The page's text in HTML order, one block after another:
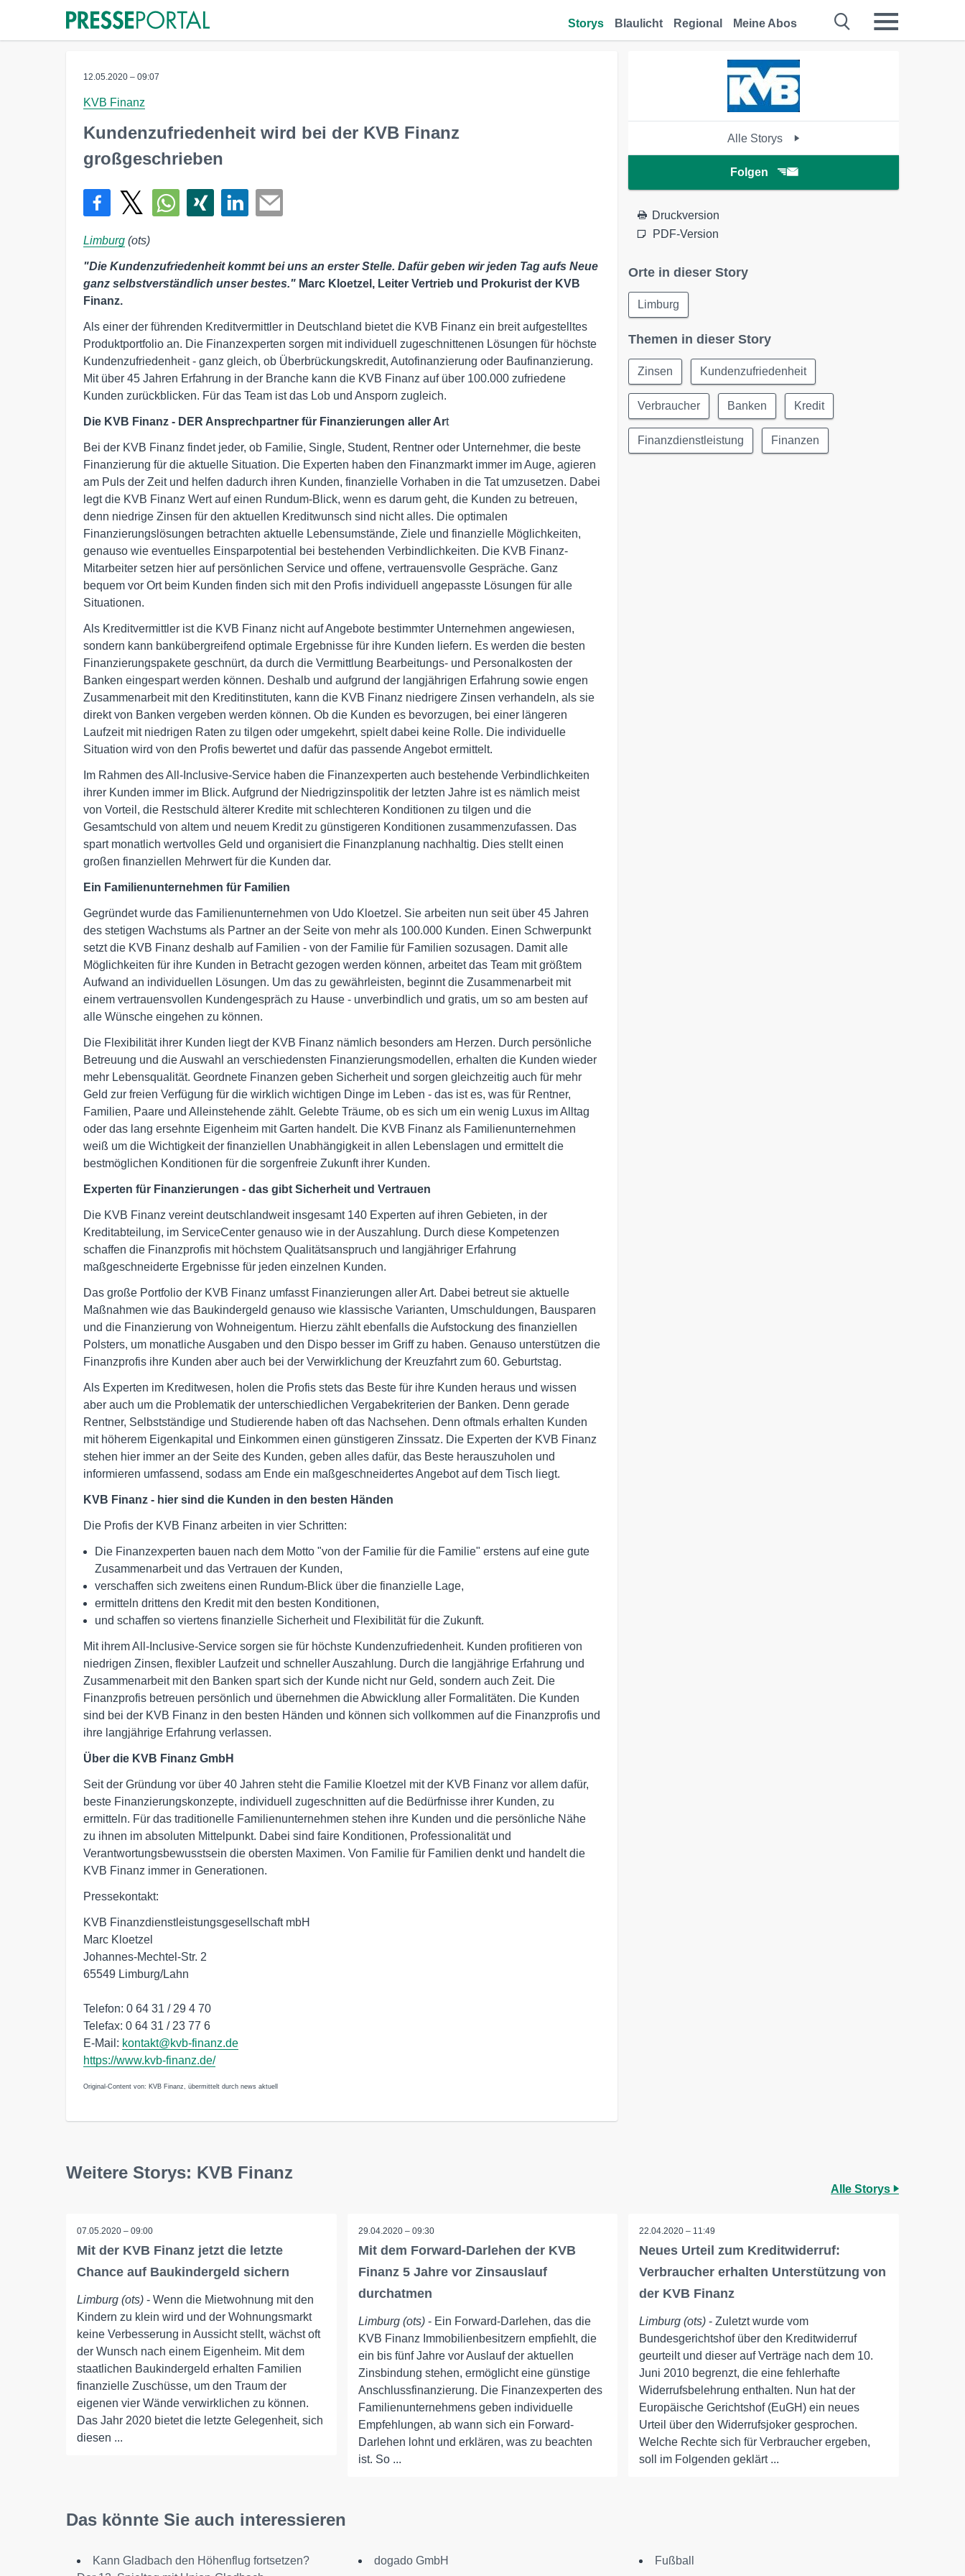
Storys Blaulicht Regional Meine Abos
12.05.2020 – 09:07
KVB Finanz
Kundenzufriedenheit wird bei der KVB Finanz
großgeschrieben
Limburg (ots)
"Die Kundenzufriedenheit kommt bei uns an erster Stelle. Dafür geben wir jeden Tag aufs Neue
ganz selbstverständlich unser bestes." Marc Kloetzel, Leiter Vertrieb und Prokurist der KVB
Finanz.
Als einer der führenden Kreditvermittler in Deutschland bietet die KVB Finanz ein breit aufgestelltes
Produktportfolio an. Die Finanzexperten sorgen mit individuell zugeschnittenen Lösungen für höchste
Kundenzufriedenheit - ganz gleich, ob Überbrückungskredit, Autofinanzierung oder Baufinanzierung.
Mit über 45 Jahren Erfahrung in der Branche kann die KVB Finanz auf über 100.000 zufriedene
Kunden zurückblicken. Für das Team ist das Lob und Ansporn zugleich.
Die KVB Finanz - DER Ansprechpartner für Finanzierungen aller Art
Bei der KVB Finanz findet jeder, ob Familie, Single, Student, Rentner oder Unternehmer, die beste
Finanzierung für die aktuelle Situation. Die Experten haben den Finanzmarkt immer im Auge, agieren
am Puls der Zeit und helfen dadurch ihren Kunden, finanzielle Vorhaben in die Tat umzusetzen. Dabei
legt die KVB Finanz Wert auf einen Rundum-Blick, wenn es darum geht, die Kunden zu betreuen,
denn niedrige Zinsen für den aktuellen Kreditwunsch sind nicht alles. Die optimalen
Finanzierungslösungen betrachten aktuelle Lebensumstände, Ziele und finanzielle Möglichkeiten,
genauso wie eventuelles Einsparpotential bei bestehenden Verbindlichkeiten. Die KVB Finanz-
Mitarbeiter setzen hier auf persönlichen Service und offene, vertrauensvolle Gespräche. Ganz
bequem vor Ort beim Kunden finden sich mit den Profis individuell angepasste Lösungen für alle
Situationen.
Als Kreditvermittler ist die KVB Finanz nicht auf Angebote bestimmter Unternehmen angewiesen,
sondern kann bankübergreifend optimale Ergebnisse für ihre Kunden liefern. Es werden die besten
Finanzierungspakete geschnürt, da durch die Vermittlung Bearbeitungs- und Personalkosten der
Banken eingespart werden können. Deshalb und aufgrund der langjährigen Erfahrung sowie engen
Zusammenarbeit mit den Kreditinstituten, kann die KVB Finanz niedrigere Zinsen verhandeln, als sie
direkt von Banken vergeben werden können. Ob die Kunden es bevorzugen, bei einer längeren
Laufzeit mit niedrigen Raten zu tilgen oder umgekehrt, spielt dabei keine Rolle. Die individuelle
Situation wird von den Profis bewertet und dafür das passende Angebot ermittelt.
Im Rahmen des All-Inclusive-Service haben die Finanzexperten auch bestehende Verbindlichkeiten
ihrer Kunden immer im Blick. Aufgrund der Niedrigzinspolitik der letzten Jahre ist es nämlich meist
von Vorteil, die Restschuld älterer Kredite mit schlechteren Konditionen zu tilgen und die
Gesamtschuld von altem und neuem Kredit zu günstigeren Konditionen zusammenzufassen. Das
spart monatlich wertvolles Geld und organisiert die Finanzplanung nachhaltig. Dies stellt einen
großen finanziellen Mehrwert für die Kunden dar.
Ein Familienunternehmen für Familien
Gegründet wurde das Familienunternehmen von Udo Kloetzel. Sie arbeiten nun seit über 45 Jahren
des stetigen Wachstums als Partner an der Seite von mehr als 100.000 Kunden. Einen Schwerpunkt
setzt die KVB Finanz deshalb auf Familien - von der Familie für Familien sozusagen. Damit alle
Möglichkeiten für ihre Kunden in Betracht gezogen werden können, arbeitet das Team mit größtem
Aufwand an individuellen Lösungen. Um das zu gewährleisten, beginnt die Zusammenarbeit mit
einem vertrauensvollen Kundengespräch zu Hause - unverbindlich und gratis, um so am besten auf
alle Wünsche eingehen zu können.
Die Flexibilität ihrer Kunden liegt der KVB Finanz nämlich besonders am Herzen. Durch persönliche
Betreuung und die Auswahl an verschiedensten Finanzierungsmodellen, erhalten die Kunden wieder
mehr Lebensqualität. Geordnete Finanzen geben Sicherheit und sorgen gleichzeitig auch für mehr
Geld zur freien Verfügung für die wirklich wichtigen Dinge im Leben - das ist es, was für Rentner,
Familien, Paare und Alleinstehende zählt. Gelebte Träume, ob es sich um ein wenig Luxus im Alltag
oder das lang ersehnte Eigenheim mit Garten handelt. Die KVB Finanz als Familienunternehmen
weiß um die Wichtigkeit der finanziellen Unabhängigkeit in allen Lebenslagen und ermittelt die
bestmöglichen Konditionen für die sorgenfreie Zukunft ihrer Kunden.
Experten für Finanzierungen - das gibt Sicherheit und Vertrauen
Die KVB Finanz vereint deutschlandweit insgesamt 140 Experten auf ihren Gebieten, in der
Kreditabteilung, im ServiceCenter genauso wie in der Auszahlung. Durch diese Kompetenzen
schaffen die Finanzprofis mit höchstem Qualitätsanspruch und langjähriger Erfahrung
maßgeschneiderte Ergebnisse für jeden einzelnen Kunden.
Das große Portfolio der KVB Finanz umfasst Finanzierungen aller Art. Dabei betreut sie aktuelle
Maßnahmen wie das Baukindergeld genauso wie klassische Varianten, Umschuldungen, Bausparen
und die Finanzierung von Wohneigentum. Hierzu zählt ebenfalls die Aufstockung des finanziellen
Polsters, um monatliche Ausgaben und den Dispo besser im Griff zu haben. Genauso unterstützen die
Finanzprofis ihre Kunden aber auch bei der Verwirklichung der Kreuzfahrt zum 60. Geburtstag.
Als Experten im Kreditwesen, holen die Profis stets das Beste für ihre Kunden heraus und wissen
aber auch um die Problematik der unterschiedlichen Vergabekriterien der Banken. Denn gerade
Rentner, Selbstständige und Studierende haben oft das Nachsehen. Denn oftmals erhalten Kunden
mit höherem Eigenkapital und Einkommen einen günstigeren Zinssatz. Die Experten der KVB Finanz
stehen hier immer an der Seite des Kunden, geben alles dafür, das Beste herauszuholen und
informieren umfassend, sodass am Ende ein maßgeschneidertes Angebot auf dem Tisch liegt.
KVB Finanz - hier sind die Kunden in den besten Händen
Die Profis der KVB Finanz arbeiten in vier Schritten:
Die Finanzexperten bauen nach dem Motto "von der Familie für die Familie" erstens auf eine gute
Zusammenarbeit und das Vertrauen der Kunden,
verschaffen sich zweitens einen Rundum-Blick über die finanzielle Lage,
ermitteln drittens den Kredit mit den besten Konditionen,
und schaffen so viertens finanzielle Sicherheit und Flexibilität für die Zukunft.
Mit ihrem All-Inclusive-Service sorgen sie für höchste Kundenzufriedenheit. Kunden profitieren von
niedrigen Zinsen, flexibler Laufzeit und schneller Auszahlung. Durch die langjährige Erfahrung und
Zusammenarbeit mit den Banken spart sich der Kunde nicht nur Geld, sondern auch Zeit. Die
Finanzprofis betreuen persönlich und übernehmen die Abwicklung aller Formalitäten. Die Kunden
sind bei der KVB Finanz in den besten Händen und können sich vollkommen auf die Finanzprofis und
ihre langjährige Erfahrung verlassen.
Über die KVB Finanz GmbH
Seit der Gründung vor über 40 Jahren steht die Familie Kloetzel mit der KVB Finanz vor allem dafür,
beste Finanzierungskonzepte, individuell zugeschnitten auf die Bedürfnisse ihrer Kunden, zu
ermitteln. Für das traditionelle Familienunternehmen stehen ihre Kunden und die persönliche Nähe
zu ihnen im absoluten Mittelpunkt. Dabei sind faire Konditionen, Professionalität und
Verantwortungsbewusstsein die obersten Maximen. Von Familie für Familien denkt und handelt die
KVB Finanz immer in Generationen.
Pressekontakt:
KVB Finanzdienstleistungsgesellschaft mbH
Marc Kloetzel
Johannes-Mechtel-Str. 2
65549 Limburg/Lahn
Telefon: 0 64 31 / 29 4 70
Telefax: 0 64 31 / 23 77 6
E-Mail: kontakt@kvb-finanz.de
https://www.kvb-finanz.de/
Original-Content von: KVB Finanz, übermittelt durch news aktuell
Alle Storys
Folgen
Druckversion
PDF-Version
Orte in dieser Story
Limburg
Themen in dieser Story
Zinsen Kundenzufriedenheit
Verbraucher Banken Kredit
Finanzdienstleistung Finanzen
Weitere Storys: KVB Finanz
Alle Storys
07.05.2020 – 09:00
Mit der KVB Finanz jetzt die letzte
Chance auf Baukindergeld sichern
Limburg (ots) - Wenn die Mietwohnung mit den
Kindern zu klein wird und der Wohnungsmarkt
keine Verbesserung in Aussicht stellt, wächst oft
der Wunsch nach einem Eigenheim. Mit dem
staatlichen Baukindergeld erhalten Familien
finanzielle Zuschüsse, um den Traum der
eigenen vier Wände verwirklichen zu können.
Das Jahr 2020 bietet die letzte Gelegenheit, sich
diesen ...
29.04.2020 – 09:30
Mit dem Forward-Darlehen der KVB
Finanz 5 Jahre vor Zinsauslauf
durchatmen
Limburg (ots)- Ein Forward-Darlehen, das die
KVB Finanz Immobilienbesitzern empfiehlt, die
ein bis fünf Jahre vor Auslauf der aktuellen
Zinsbindung stehen, ermöglicht eine günstige
Anschlussfinanzierung. Die Finanzexperten des
Familienunternehmens geben individuelle
Empfehlungen, ab wann sich ein Forward-
Darlehen lohnt und erklären, was zu beachten
ist. So ...
22.04.2020 – 11:49
Neues Urteil zum Kreditwiderruf:
Verbraucher erhalten Unterstützung von
der KVB Finanz
Limburg (ots) - Zuletzt wurde vom
Bundesgerichtshof über den Kreditwiderruf
geurteilt und dieser auf Verträge nach dem 10.
Juni 2010 begrenzt, die eine fehlerhafte
Widerrufsbelehrung enthalten. Nun hat der
Europäische Gerichtshof (EuGH) ein neues
Urteil über den Widerrufsjoker gesprochen.
Welche Rechte sich für Verbraucher ergeben,
soll im Folgenden geklärt ...
Das könnte Sie auch interessieren
Kann Gladbach den Höhenflug fortsetzen?
dogado GmbH Fußball